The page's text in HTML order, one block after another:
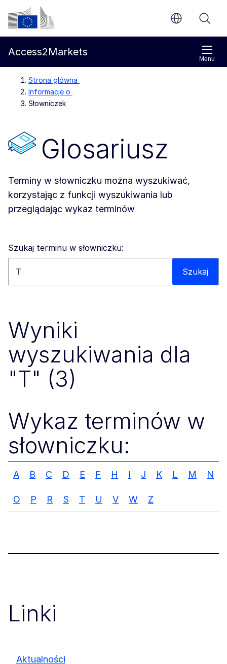
Przejdź do głównej treści
Komisja Europejska
Menu
Access2Markets
Strona główna
Informacje o
Słowniczek
Glosariusz
Terminy w słowniczku można wyszukiwać,
korzystając z funkcji wyszukiwania lub
przeglądając wykaz terminów
Szukaj terminu w słowniczku:
Wyszukaj na tej stronie Szukaj
Wyniki
wyszukiwania dla
"T" (3)
Wykaz terminów w
słowniczku:
A B C D E F H I J K L M N
O P R S T U V W Z
Linki
Aktualności